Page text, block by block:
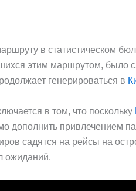
в статистическом
этим маршрутом, было
генерироваться в
в том, что поскольку
дополнить привлечением
садятся на рейсы на
ожиданий.